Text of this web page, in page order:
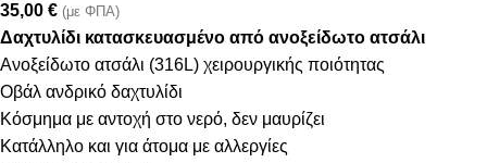
35,00 € (με ΦΠΑ)
Δαχτυλίδι κατασκευασμένο από ανοξείδωτο ατσάλι
Ανοξείδωτο ατσάλι (316L) χειρουργικής ποιότητας
Οβάλ ανδρικό δαχτυλίδι
Κόσμημα με αντοχή στο νερό, δεν μαυρίζει
Κατάλληλο και για άτομα με αλλεργίες